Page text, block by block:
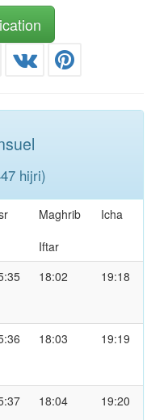
hijri)
Maghrib
Iftar
Icha
18:02 19:18
18:03 19:19
18:04 19:20